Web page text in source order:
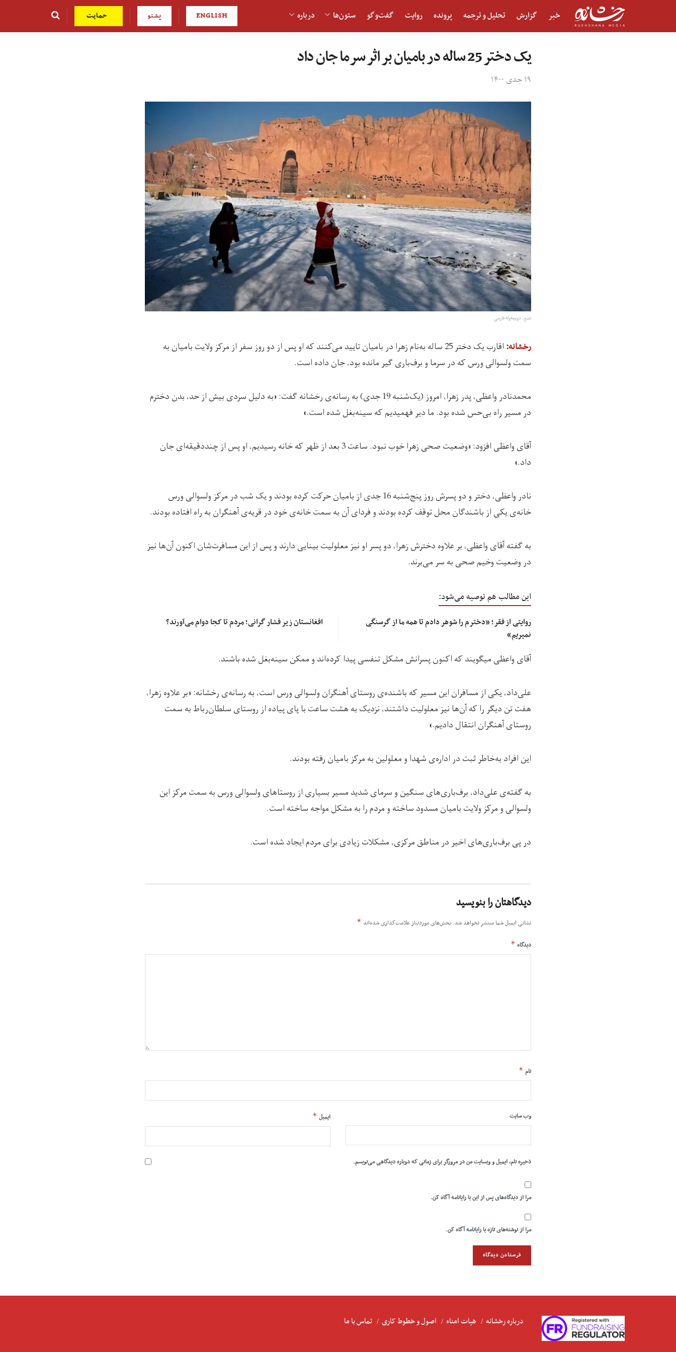
خبر گزارش تحلیل و ترجمه پرونده روایت گفت‌و‎گو ستون‌ها درباره ENGLISH پشتو حمایت
یک دختر 25 ساله در بامیان بر اثر سرما جان داد
۱۹ جدی ۱۴۰۰
منبع: دویچه‌وله فارسی
رخشانه:
اقارب یک دختر 25 ساله به‌نام زهرا در بامیان تایید می‌کنند که او پس از دو روز سفر از مرکز ولایت بامیان به
سمت ولسوالی ورس که در سرما و برف‌باری گیر مانده بود، جان داده است.
محمدنادر واعظی، پدر زهرا، امروز (یک‌شنبه 19 جدی) به رسانه‌ی رخشانه گفت: «به دلیل سردی بیش از حد، بدن دخترم
در مسیر راه بی‌حس شده بود. ما دیر فهمیدیم که سینه‌بغل شده است.»
آقای واعظی افزود: «وضعیت صحی زهرا خوب نبود. ساعت 3 بعد از ظهر که خانه رسیدیم، او پس از چنددقیقه‌ای جان
داد.»
نادر واعظی، دختر و دو پسرش روز پنج‌شنبه 16 جدی از بامیان حرکت کرده بودند و یک شب در مرکز ولسوالی ورس
خانه‌ی یکی از باشندگان محل توقف کرده بودند و فردای آن به سمت خانه‌ی خود در قریه‌ی آهنگران به راه افتاده بودند.
به گفته آقای واعظی، بر علاوه دخترش زهرا، دو پسر او نیز معلولیت بینایی دارند و پس از این مسافرت‌شان اکنون آن‌ها نیز
در وضعیت وخیم صحی به سر می‌برند.
این مطالب هم توصیه می‌شود:
روایتی از فقر؛ «دخترم را شوهر دادم تا همه‌ ما از گرسنگی
نمیریم»
افغانستان زیر فشار گرانی؛ مردم تا کجا دوام می‌آورند؟
آقای واعظی می‎گویند که اکنون پسرانش مشکل تنفسی پیدا کرده‌اند و ممکن سینه‌بغل شده باشند.
علی‌داد، یکی از مسافران این مسیر که باشنده‌ی روستای آهنگران ولسوالی ورس است، به رسانه‌ی رخشانه: «بر علاوه زهرا،
هفت تن دیگر را که آن‌ها نیز معلولیت داشتند، نزدیک به هشت ساعت با پای پیاده از روستای سلطان‌رباط به سمت
روستای آهنگران انتقال دادیم.»
این افراد به‌خاطر ثبت در اداره‌ی شهدا و معلولین به مرکز بامیان رفته بودند.
به گفته‌ی علی‌داد، برف‌باری‌های سنگین و سرمای شدید مسیر بسیاری از روستاهای ولسوالی ورس به سمت مرکز این
ولسوالی و مرکز ولایت بامیان مسدود ساخته و مردم را به مشکل مواجه ساخته است.
در پی برف‌باری‌های اخیر در مناطق مرکزی، مشکلات زیادی برای مردم ایجاد شده است.
دیدگاهتان را بنویسید
نشانی ایمیل شما منتشر نخواهد شد. بخش‌های موردنیاز علامت‌گذاری شده‌اند *
دیدگاه *
نام *
ایمیل * وب‌ سایت
ذخیره نام، ایمیل و وبسایت من در مرورگر برای زمانی که دوباره دیدگاهی می‌نویسم.
مرا از دیدگاه‌های پس از این با رایانامه آگاه کن.
مرا از نوشته‌های تازه با رایانامه آگاه کن.
درباره رخشانه هیات امناء اصول و خطوط کاری تماس با ما